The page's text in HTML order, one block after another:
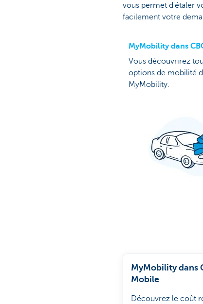
vous permet d'étaler
facilement votre
MyMobility dans
Vous découvrirez
options de mobilité
MyMobility.
MyMobility dans
Mobile
Découvrez le coût